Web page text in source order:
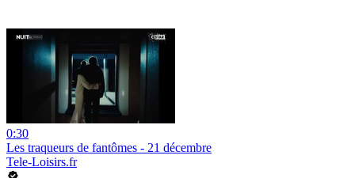
0:30
Les traqueurs de fantômes - 21 décembre
Tele-Loisirs.fr